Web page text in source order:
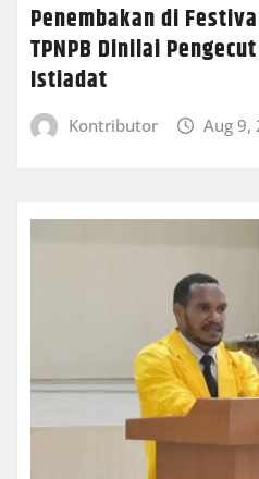
Penembakan di
TPNPB Dinilai
Istiadat
Kontributor Aug 9,